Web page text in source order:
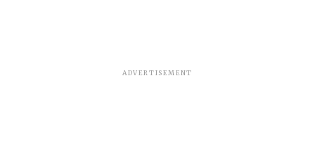
ADVERTISEMENT